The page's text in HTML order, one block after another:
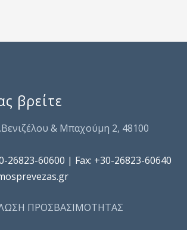
βρείτε
& Μπαχούμη 2, 48100
26823-60600 | Fax: +30-26823-60640
ΠΡΟΣΒΑΣΙΜΟΤΗΤΑΣ